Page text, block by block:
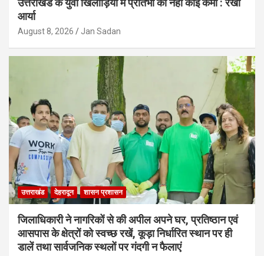
उत्तराखंड के युवा खिलाड़ियों में प्रतिभा की नहीं कोई कमी : रेखा
आर्या
August 8, 2026 Jan Sadan
उत्तराखंड देहरादून शासन प्रशासन
जिलाधिकारी ने नागरिकों से की अपील अपने घर, प्रतिष्ठान एवं
आसपास के क्षेत्रों को स्वच्छ रखें, कूड़ा निर्धारित स्थान पर ही
डालें तथा सार्वजनिक स्थलों पर गंदगी न फैलाएं